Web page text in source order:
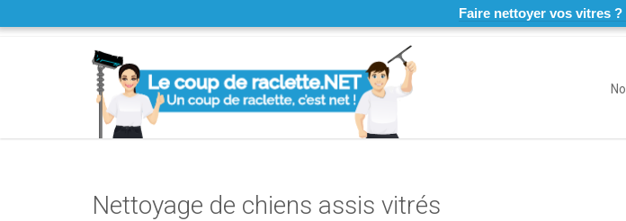
Faire nettoyer vos vitres ?
Nettoyage de chiens assis vitrés